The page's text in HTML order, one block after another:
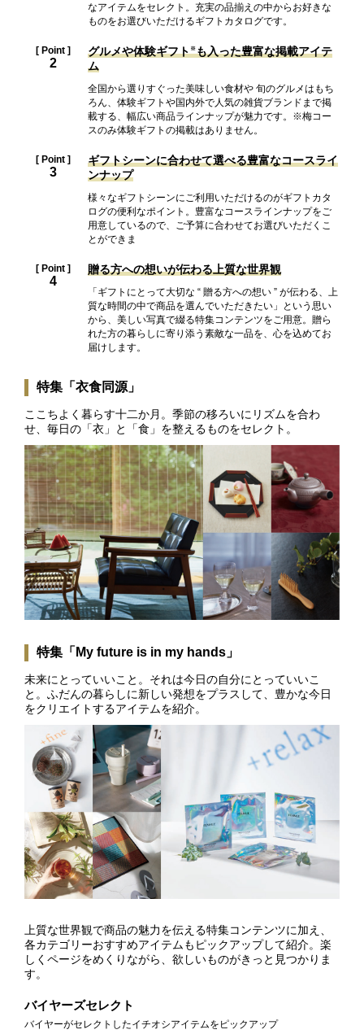
なアイテムをセレクト。充実の品揃えの中からお好きな
ものをお選びいただけるギフトカタログです。
[ Point ]
2
グルメや体験ギフト※も入った豊富な掲載アイテ
ム
全国から選りすぐった美味しい食材や 旬のグルメはもち
ろん、体験ギフトや国内外で人気の雑貨ブランドまで掲
載する、幅広い商品ラインナップが魅力です。※梅コー
スのみ体験ギフトの掲載はありません。
[ Point ]
3
ギフトシーンに合わせて選べる豊富なコースライ
ンナップ
様々なギフトシーンにご利用いただけるのがギフトカタ
ログの便利なポイント。豊富なコースラインナップをご
用意しているので、ご予算に合わせてお選びいただくこ
とができま
[ Point ]
4
贈る方への想いが伝わる上質な世界観
「ギフトにとって大切な “ 贈る方への想い ” が伝わる、上
質な時間の中で商品を選んでいただきたい」という思い
から、美しい写真で綴る特集コンテンツをご用意。贈ら
れた方の暮らしに寄り添う素敵な一品を、心を込めてお
届けします。
特集「衣食同源」
ここちよく暮らす十二か月。季節の移ろいにリズムを合わ
せ、毎日の「衣」と「食」を整えるものをセレクト。
特集「My future is in my hands」
未来にとっていいこと。それは今日の自分にとっていいこ
と。ふだんの暮らしに新しい発想をプラスして、豊かな今日
をクリエイトするアイテムを紹介。
上質な世界観で商品の魅力を伝える特集コンテンツに加え、
各カテゴリーおすすめアイテムもピックアップして紹介。楽
しくページをめくりながら、欲しいものがきっと見つかりま
す。
バイヤーズセレクト
バイヤーがセレクトしたイチオシアイテムをピックアップ